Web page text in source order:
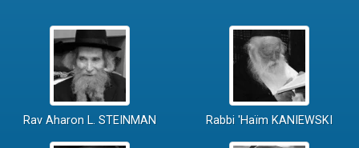
Rav Aharon L. STEINMAN Rabbi 'Haïm KANIEWSKI